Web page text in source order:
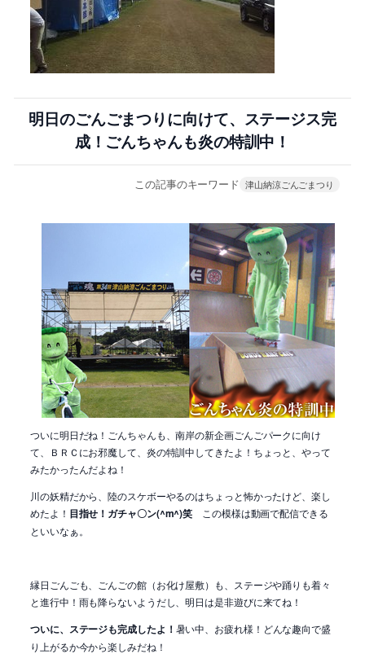
明日のごんごまつりに向けて、ステージス完
成！ごんちゃんも炎の特訓中！
この記事のキーワード 津山納涼ごんごまつり
ついに明日だね！ごんちゃんも、南岸の新企画ごんごパークに向け
て、ＢＲＣにお邪魔して、炎の特訓中してきたよ！ちょっと、やって
みたかったんだよね！
川の妖精だから、陸のスケボーやるのはちょっと怖かったけど、楽し
めたよ！ 目指せ！ガチャ〇ン(^m^)笑 この模様は動画で配信できる
といいなぁ。
縁日ごんごも、ごんごの館（お化け屋敷）も、ステージや踊りも着々
と進行中！雨も降らないようだし、明日は是非遊びに来てね！
ついに、ステージも完成したよ！ 暑い中、お疲れ様！どんな趣向で盛
り上がるか今から楽しみだね！